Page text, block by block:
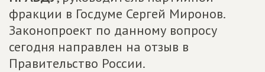
фракции в Госдуме Сергей Миронов.
Законопроект по данному вопросу
сегодня направлен на отзыв в
Правительство России.